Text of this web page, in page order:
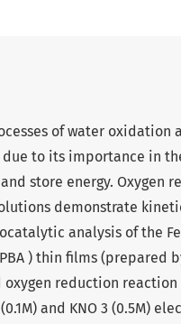
of water oxidation
to its importance in
store energy. Oxygen
demonstrate
analysis of the Fe
PBA ) thin films
oxygen reduction
and KNO 3 (0.5M)